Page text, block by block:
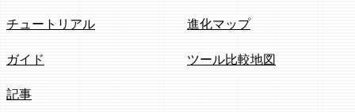
チュートリアル
ガイド
記事
進化マップ
ツール比較地図